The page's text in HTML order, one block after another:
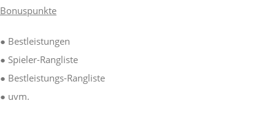
Bonuspunkte
● Bestleistungen
● Spieler-Rangliste
● Bestleistungs-Rangliste
● uvm.